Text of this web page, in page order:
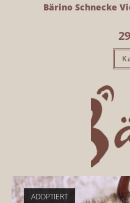
Bärino Schnecke
ADOPTIERT